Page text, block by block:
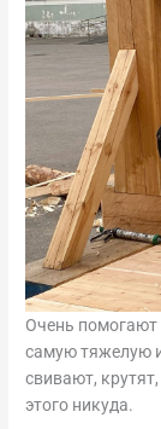
Очень
самую тяжелую
свивают,
этого никуда.